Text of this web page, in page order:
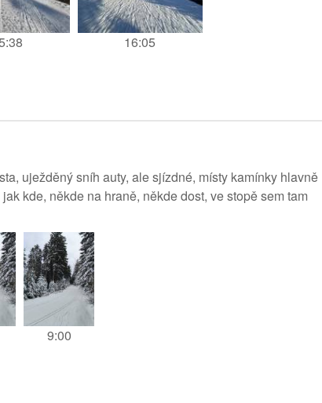
16:05
uježděný sníh auty, ale sjízdné, místy kamínky hlavně
kde, někde na hraně, někde dost, ve stopě sem tam
9:00